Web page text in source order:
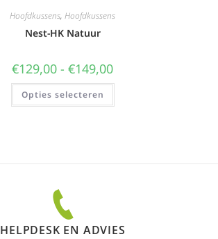
Hoofdkussens, Hoofdkussens
Nest-HK Natuur
€129,00 - €149,00
Opties selecteren
HELPDESK EN ADVIES